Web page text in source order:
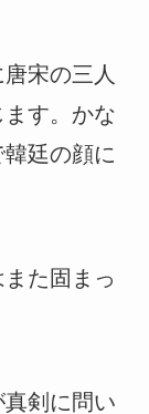
宋の三人
す。かな
廷の顔に
た固まっ
剣に問い